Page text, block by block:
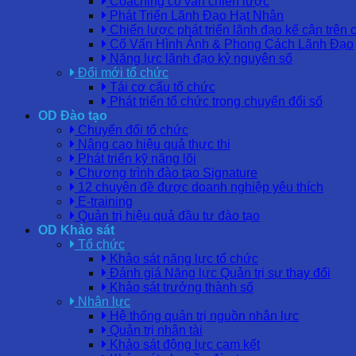
Phát Triển Lãnh Đạo Hạt Nhân
Chiến lược phát triển lãnh đạo kế cận trên
Cố Vấn Hình Ảnh & Phong Cách Lãnh Đạo
Năng lực lãnh đạo kỷ nguyên số
Đổi mới tổ chức
Tái cơ cấu tổ chức
Phát triển tổ chức trong chuyển đổi số
OD Đào tạo
Chuyển đổi tổ chức
Nâng cao hiệu quả thực thi
Phát triển kỹ năng lõi
Chương trình đào tạo Signature
12 chuyên đề được doanh nghiệp yêu thích
E-training
Quản trị hiệu quả đầu tư đào tạo
OD Khảo sát
Tổ chức
Khảo sát năng lực tổ chức
Đánh giá Năng lực Quản trị sự thay đổi
Khảo sát trưởng thành số
Nhân lực
Hệ thống quản trị nguồn nhân lực
Quản trị nhân tài
Khảo sát động lực cam kết